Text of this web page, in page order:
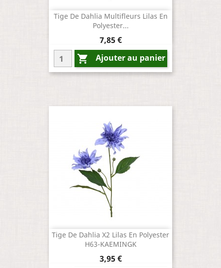
Tige De Dahlia Multifleurs Lilas En
Polyester...
Prix
7,85 €
 Ajouter au panier
Tige De Dahlia X2 Lilas En Polyester
H63-KAEMINGK
Prix
3,95 €